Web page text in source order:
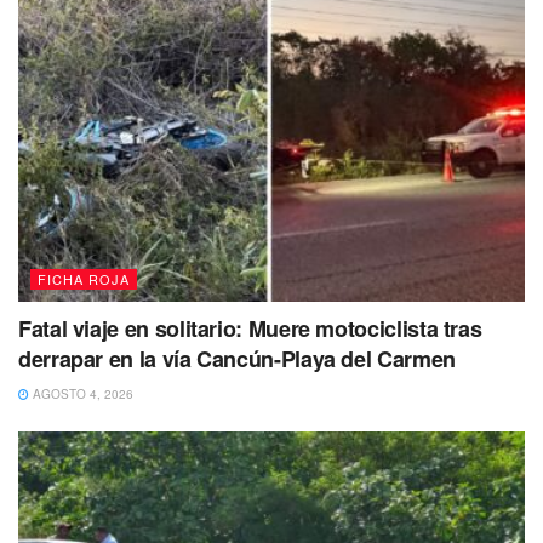
policial comenzó a mostrar una actitud evasiva y
emprendió la huida, intentando deshacerse de sus
pertenenciastiró al suelo una bolsa con 70 envoltorios
de posible marihuana, cinco envoltorios más con lo
que parece ser la droga ‘cristal’ además de 44 dosis
del polvo con características de la cocaína y 72
envoltorios con posible crack además de dos
teléfonos celulares.
FICHA ROJA
Fatal viaje en solitario: Muere motociclista tras
derrapar en la vía Cancún-Playa del Carmen
AGOSTO 4, 2026